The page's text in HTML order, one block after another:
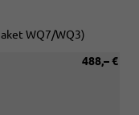
WQ7/WQ3)
488,– €